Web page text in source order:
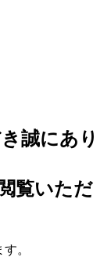
誠にあり
覧いただ
。